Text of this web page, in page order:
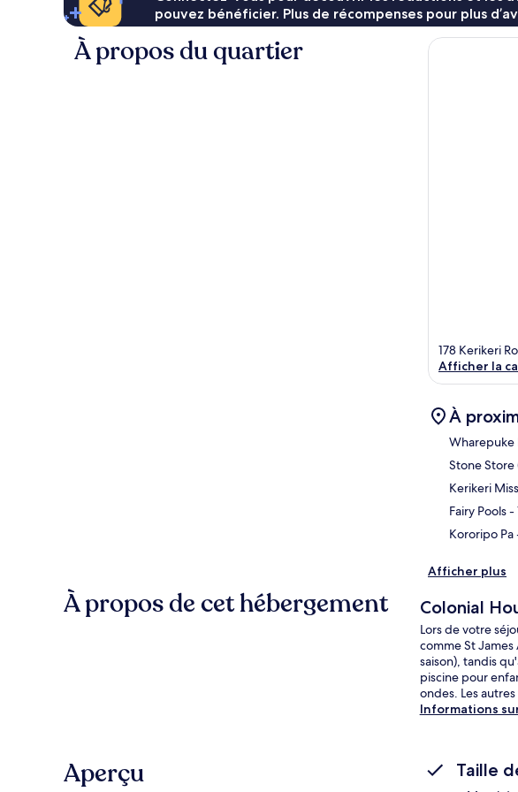
pouvez bénéficier. Plus de récompenses pour plus
À propos du quartier
178 Kerikeri
Afficher la
À
Wharepuke
Stone
Kerikeri
Fairy Pools-
Kororipo Pa
Afficher plus
À propos de cet hébergement Colonial
Lors de votre
comme St
saison), tandis
piscine pour
ondes. Les
Informations
Aperçu Taille